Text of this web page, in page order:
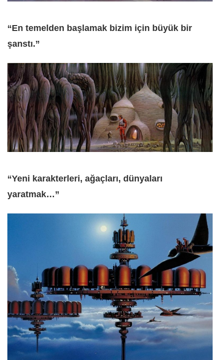
“En temelden başlamak bizim için büyük bir
şanstı.”
“Yeni karakterleri, ağaçları, dünyaları
yaratmak…”